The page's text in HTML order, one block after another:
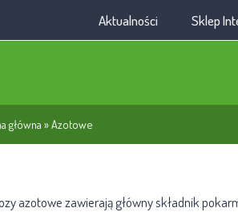
Aktualności Sklep
główna »Azotowe
azotowe zawierają główny składnik